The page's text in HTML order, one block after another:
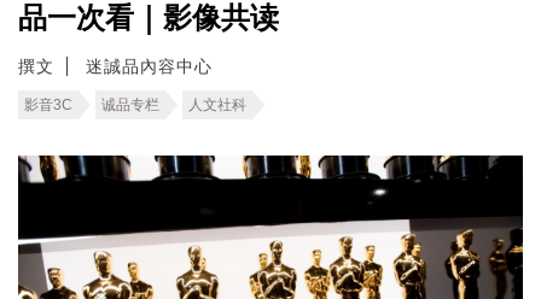
品一次看｜影像共读
撰文 迷誠品內容中心
影音3C 诚品专栏 人文社科